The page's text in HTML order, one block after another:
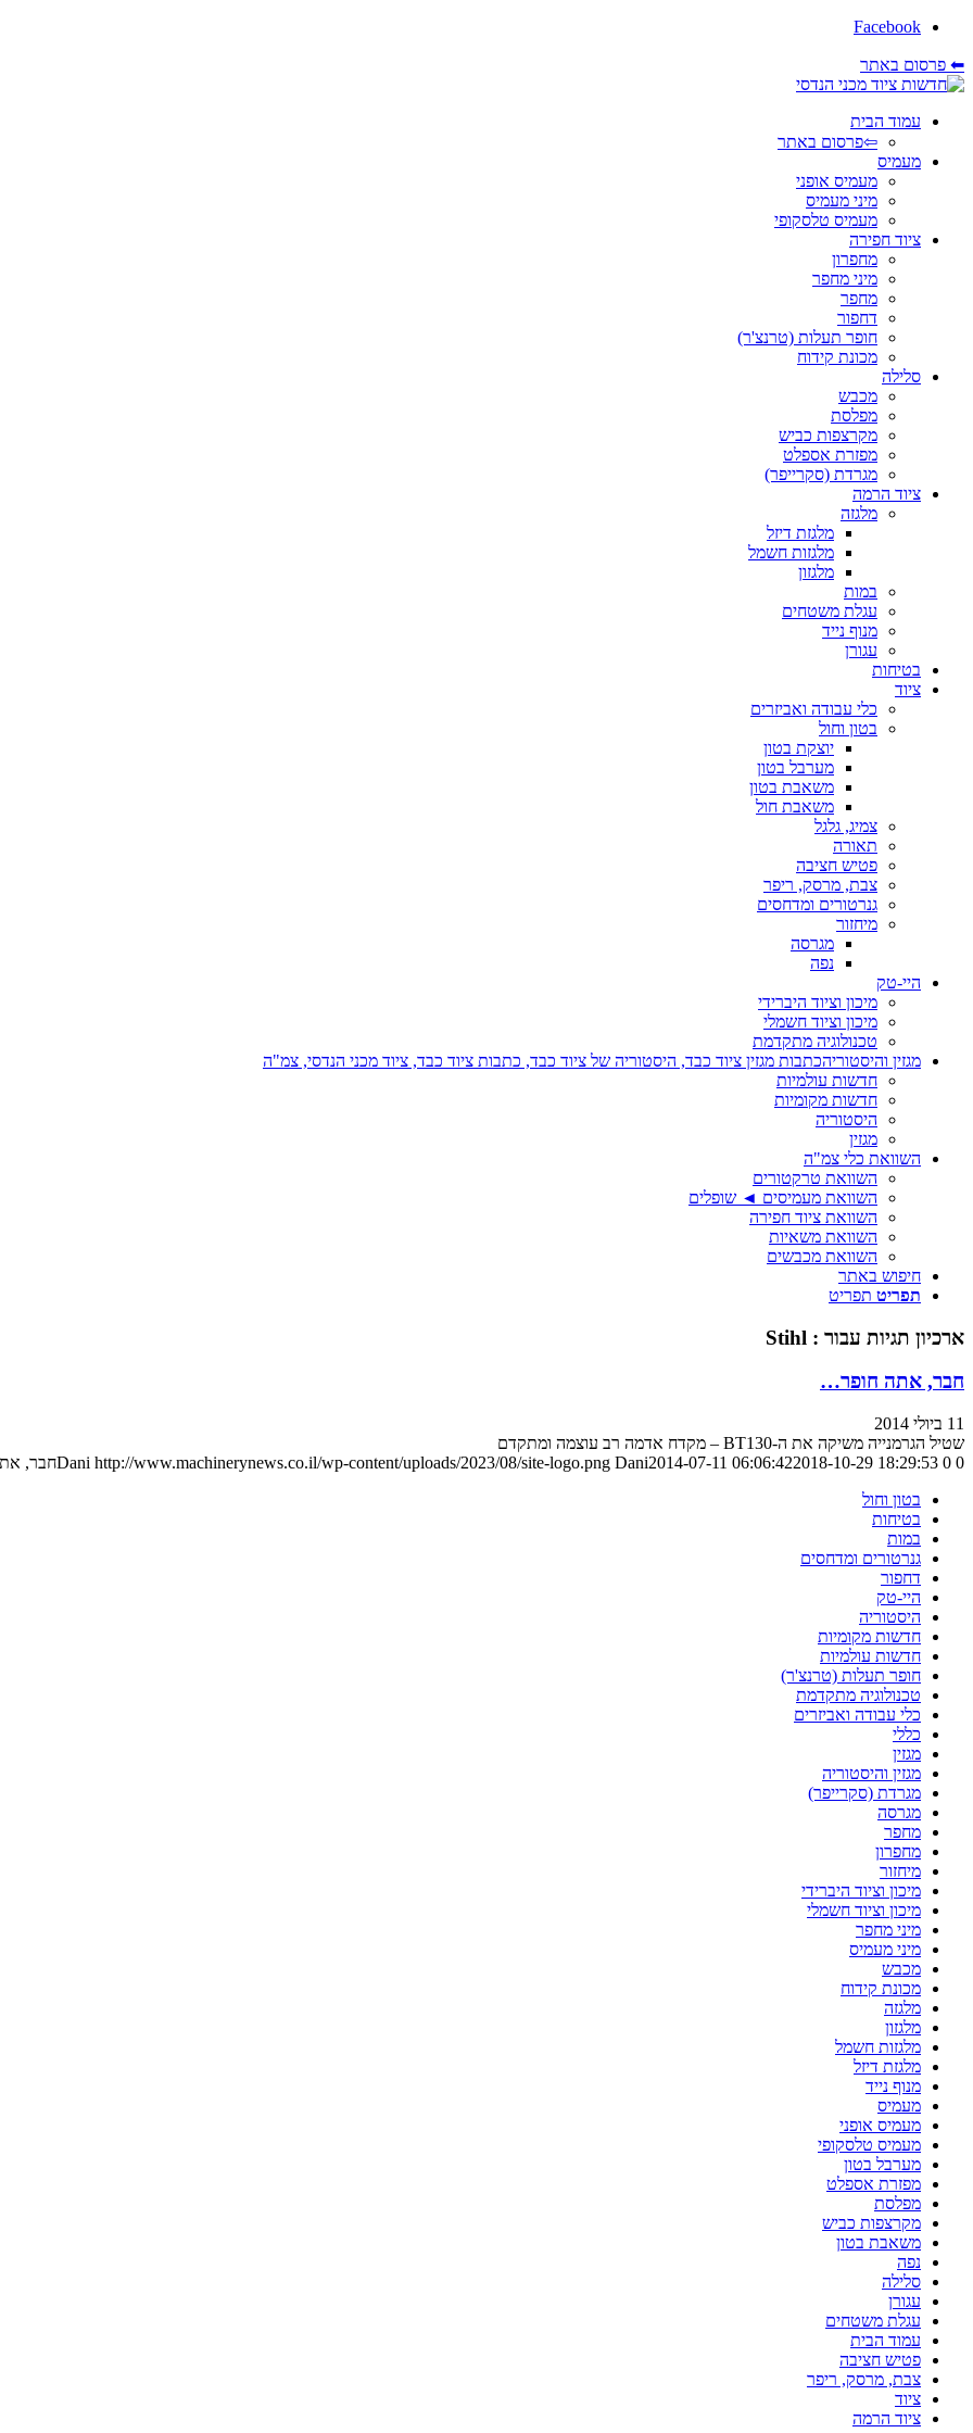
Facebook
⬅ פרסום באתר
עמוד הבית
⇦פרסום באתר
מעמיס
מעמיס אופני
מיני מעמיס
מעמיס טלסקופי
ציוד חפירה
מחפרון
מיני מחפר
מחפר
דחפור
חופר תעלות (טרנצ'ר)
מכונת קידוח
סלילה
מכבש
מפלסת
מקרצפות כביש
מפזרת אספלט
מגרדת (סקרייפר)
ציוד הרמה
מלגזה
מלגזת דיזל
מלגזות חשמל
מלגזון
במות
עגלת משטחים
מנוף נייד
עגורן
בטיחות
ציוד
כלי עבודה ואביזרים
בטון וחול
יוצקת בטון
מערבל בטון
משאבת בטון
משאבת חול
צמיג, גלגל
תאורה
פטיש חציבה
צבת, מרסק, ריפר
גנרטורים ומדחסים
מיחזור
מגרסה
נפה
היי-טק
מיכון וציוד היברידי
מיכון וציוד חשמלי
טכנולוגיה מתקדמת
מגזין והיסטוריהכתבות מגזין ציוד כבד, היסטוריה של ציוד כבד, כתבות ציוד כבד, ציוד מכני הנדסי, צמ"ה
חדשות עולמיות
חדשות מקומיות
היסטוריה
מגזין
השוואת כלי צמ"ה
השוואת טרקטורים
השוואת מעמיסים ◄ שופלים
השוואת ציוד חפירה
השוואת משאיות
השוואת מכבשים
חיפוש באתר
תפריט תפריט
ארכיון תגיות עבור : Stihl
חבר, אתה חופר…
11 ביולי 2014
שטיל הגרמנייה משיקה את ה-BT130 – מקדח אדמה רב עוצמה ומתקדם
0
0
Dani http://www.machinerynews.co.il/wp-content/uploads/2023/08/site-logo.png Dani2014-07-11 06:06:422018-10-29 18:29:53
חבר,
בטון וחול
בטיחות
במות
גנרטורים ומדחסים
דחפור
היי-טק
היסטוריה
חדשות מקומיות
חדשות עולמיות
חופר תעלות (טרנצ'ר)
טכנולוגיה מתקדמת
כלי עבודה ואביזרים
כללי
מגזין
מגזין והיסטוריה
מגרדת (סקרייפר)
מגרסה
מחפר
מחפרון
מיחזור
מיכון וציוד היברידי
מיכון וציוד חשמלי
מיני מחפר
מיני מעמיס
מכבש
מכונת קידוח
מלגזה
מלגזון
מלגזות חשמל
מלגזת דיזל
מנוף נייד
מעמיס
מעמיס אופני
מעמיס טלסקופי
מערבל בטון
מפזרת אספלט
מפלסת
מקרצפות כביש
משאבת בטון
נפה
סלילה
עגורן
עגלת משטחים
עמוד הבית
פטיש חציבה
צבת, מרסק, ריפר
ציוד
ציוד הרמה